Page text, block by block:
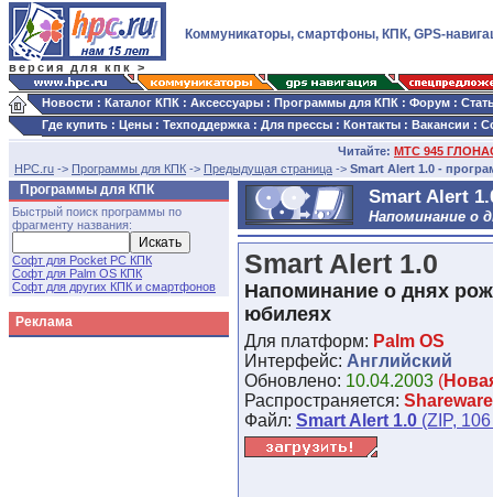
версия для кпк >
Коммуникаторы, смартфоны, КПК, GPS-
Новости : Каталог КПК : Аксессуары : Программы для КПК : Форум :
Где купить : Цены : Техподдержка : Для прессы : Контакты : Вакансии :
Читайте: МТС 945
HPC.ru -> Программы для КПК -> Предыдущая страница -> Smart Alert 1.0 -
Программы для КПК
Быстрый поиск программы по
фрагменту названия:
Софт для Pocket PC КПК
Софт для Palm OS КПК
Софт для других КПК и смартфонов
Реклама
Smart Alert
Напоминание о
Smart Alert 1.0
Напоминание о днях
юбилеях
Для платформ: Palm OS
Интерфейс: Английский
Обновлено: 10.04.2003 (
Распространяется: Shareware
Файл: Smart Alert 1.0 (ZIP,